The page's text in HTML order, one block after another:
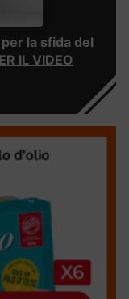
per la sfida del
IL VIDEO